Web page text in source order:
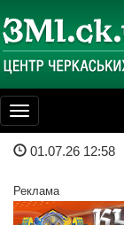
Toggle
navigation
01.07.26 12:58
Реклама